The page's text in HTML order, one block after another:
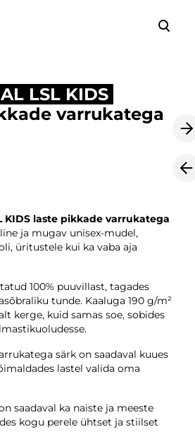
LSL KIDS
varrukatega
KIDS laste pikkade varrukatega
ja mugav unisex-mudel,
üritustele kui ka vaba aja
100% puuvillast, tagades
tunde. Kaaluga 190 g/m²
kerge, kuid samas soe, sobides
särk on saadaval kuues
lastel valida oma
saadaval ka naiste ja meeste
kogu perele ühtset ja stiilset